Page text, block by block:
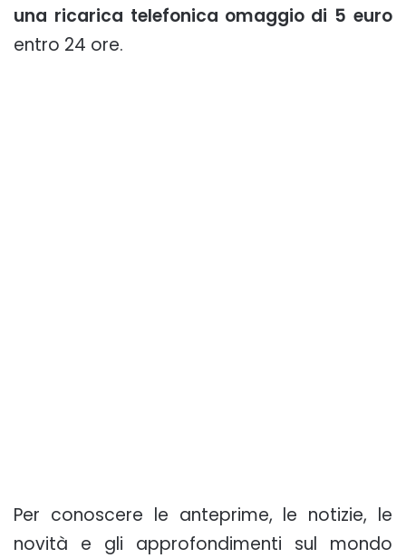
una ricarica telefonica omaggio di 5 euro
entro 24 ore.
Per conoscere le anteprime, le notizie, le
novità e gli approfondimenti sul mondo